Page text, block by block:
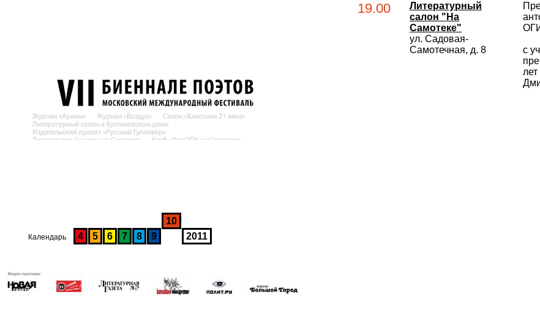
Календарь 4 5 6 7 8 9
10
2011
19.00
Литературный
салон "На
Самотеке"
ул. Садовая-
Самотечная, д. 8
с